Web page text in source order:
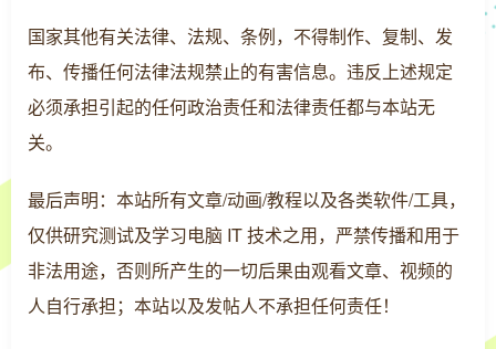
国家其他有关法律、法规、条例，不得制作、复制、发
布、传播任何法律法规禁止的有害信息。违反上述规定
必须承担引起的任何政治责任和法律责任都与本站无
关。
最后声明：本站所有文章/动画/教程以及各类软件/工具，
仅供研究测试及学习电脑 IT 技术之用，严禁传播和用于
非法用途，否则所产生的一切后果由观看文章、视频的
人自行承担；本站以及发帖人不承担任何责任！